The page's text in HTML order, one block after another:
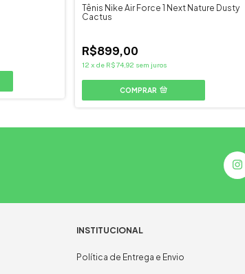
Tênis Nike Air Force 1 Next Nature Dusty
Cactus
R$899,00
12 x de R$74,92 sem juros
COMPRAR
INSTITUCIONAL
Política de Entrega e Envio